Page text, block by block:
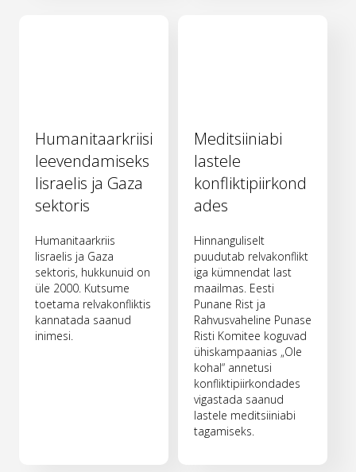
Humanitaarkriisi
leevendamiseks
Iisraelis ja Gaza
sektoris
Humanitaarkriis
Iisraelis ja Gaza
sektoris, hukkunuid on
üle 2000. Kutsume
toetama relvakonfliktis
kannatada saanud
inimesi.
Meditsiiniabi
lastele
konfliktipiirkond
ades
Hinnanguliselt
puudutab relvakonflikt
iga kümnendat last
maailmas. Eesti
Punane Rist ja
Rahvusvaheline Punase
Risti Komitee koguvad
ühiskampaanias „Ole
kohal“ annetusi
konfliktipiirkondades
vigastada saanud
lastele meditsiiniabi
tagamiseks.